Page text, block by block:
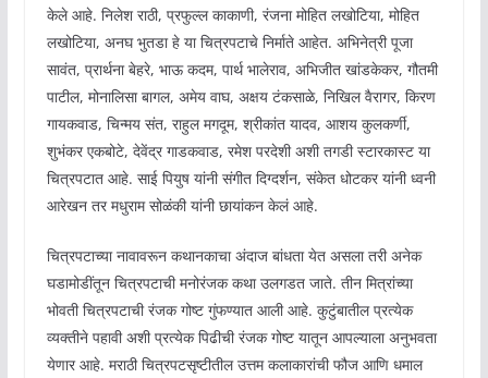
केले आहे. निलेश राठी, प्रफुल्ल काकाणी, रंजना मोहित लखोटिया, मोहित
लखोटिया, अनघ भुतडा हे या चित्रपटाचे निर्माते आहेत. अभिनेत्री पूजा
सावंत, प्रार्थना बेहरे, भाऊ कदम, पार्थ भालेराव, अभिजीत खांडकेकर, गौतमी
पाटील, मोनालिसा बागल, अमेय वाघ, अक्षय टंकसाळे, निखिल वैरागर, किरण
गायकवाड, चिन्मय संत, राहुल मगदूम, श्रीकांत यादव, आशय कुलकर्णी,
शुभंकर एकबोटे, देवेंद्र गाडकवाड, रमेश परदेशी अशी तगडी स्टारकास्ट या
चित्रपटात आहे. साई पियुष यांनी संगीत दिग्दर्शन, संकेत धोटकर यांनी ध्वनी
आरेखन तर मधुराम सोळंकी यांनी छायांकन केलं आहे.
चित्रपटाच्या नावावरून कथानकाचा अंदाज बांधता येत असला तरी अनेक
घडामोडींतून चित्रपटाची मनोरंजक कथा उलगडत जाते. तीन मित्रांच्या
भोवती चित्रपटाची रंजक गोष्ट गुंफण्यात आली आहे. कुटुंबातील प्रत्येक
व्यक्तीने पहावी अशी प्रत्येक पिढीची रंजक गोष्ट यातून आपल्याला अनुभवता
येणार आहे. मराठी चित्रपटसृष्टीतील उत्तम कलाकारांची फौज आणि धमाल